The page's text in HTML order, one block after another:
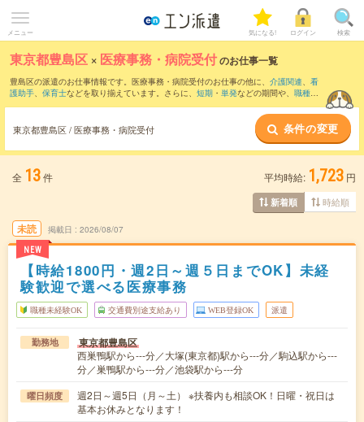
メニュー 気になる! ログイン 検索
東京都豊島区 × 医療事務・病院受付のお仕事一覧
豊島区の派遣のお仕事情報です。医療事務・病院受付のお仕事の他に、 介護関連、 看
護助手、 保育士などを取り揃えています。さらに、 短期 ・ 単発などの期間や、 職種未
東京都豊島区 / 医療事務・病院受付 条件の変更
全 13件 平均時給: 1,723 円
新着順 時給順
未読
NEW
掲載日 2026/08/07
【時給1800円・週2日～週５日までOK】未経
験歓迎で選べる医療事務
職種未経験OK 交通費別途支給あり WEB登録OK 派遣
勤務地 東京都豊島区
西巣鴨駅から---分／大塚(東京都)駅から---分／駒込駅から---
分／巣鴨駅から---分／池袋駅から---分
曜日頻度
週2日～週5日（月～土） ※扶養内も相談OK！日曜・祝日は
基本お休みとなります！